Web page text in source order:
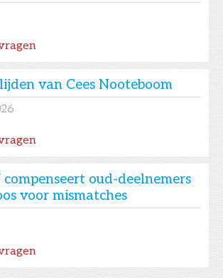
van Cees Nooteboom
compenseert oud-deelnemers
voor mismatches